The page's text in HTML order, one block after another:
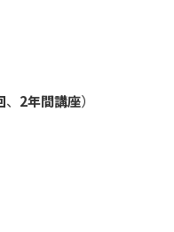
、 2年間講座）